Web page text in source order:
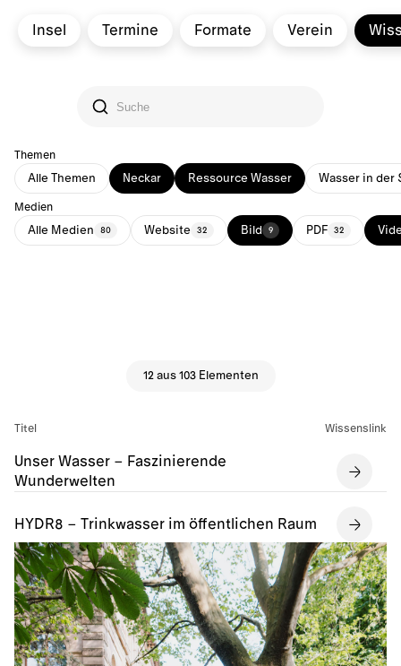
Insel Termine Formate Verein
Themen
Alle Themen Neckar Ressource Wasser Wasser in der
Medien
Alle Medien 80 Website 32 Bild 9 PDF 32
12 aus 103 Elementen
Titel Wissenslink
Unser Wasser – Faszinierende
Wunderwelten
HYDR8 – Trinkwasser im öffentlichen Raum